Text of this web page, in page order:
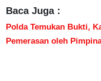
Baca Juga :
Polda Temukan Bukti,
Pemerasan oleh